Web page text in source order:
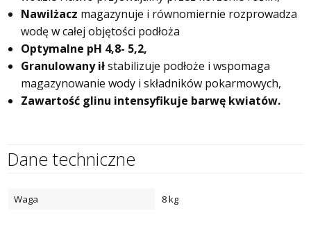
Nawilżacz magazynuje i równomiernie rozprowadza
wodę w całej objętości podłoża
Optymalne pH 4,8- 5,2,
Granulowany iłstabilizuje podłoże i wspomaga
magazynowanie wody i składników pokarmowych,
Zawartość glinu intensyfikuje barwę kwiatów.
Dane techniczne
Waga 8 kg